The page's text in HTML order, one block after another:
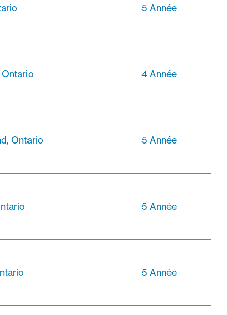
5 Année
4 Année
Ontario 5 Année
5 Année
5 Année